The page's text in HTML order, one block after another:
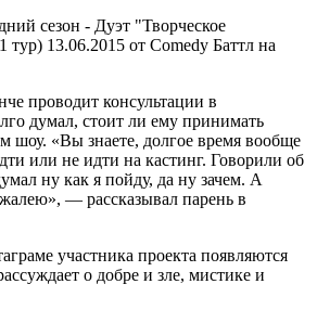
сезон - Дуэт "Творческое
13.06.2015 от Comedy Баттл на
проводит консультации в
думал, стоит ли ему принимать
шоу. «Вы знаете, долгое время вообще
или не идти на кастинг. Говорили об
ну как я пойду, да ну зачем. А
— рассказывал парень в
участника проекта появляются
о добре и зле, мистике и